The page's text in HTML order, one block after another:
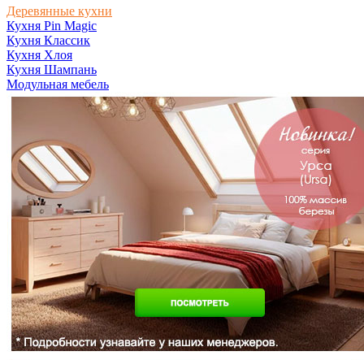
Деревянные кухни
Кухня Pin Magic
Кухня Классик
Кухня Хлоя
Кухня Шампань
Модульная мебель